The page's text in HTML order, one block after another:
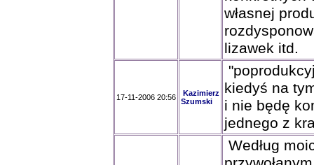
własnej
lizawek itd.
17-11-2006 20:56
Kazimierz
Szumski
kiedyś na
i nie będę
jednego z
Według